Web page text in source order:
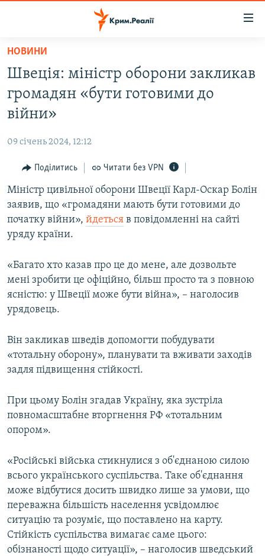
Перейти
основного
матеріалу
Перейти
до
основної
Перейти
пошуку
ВОДА.КРИМ
ВІДЕО ТА ФОТО
БЛОГИ
ПОГЛЯД
ІНТЕРВ'Ю
ВСЕ ЗА ДЕНЬ
СПЕЦПРОЕКТИ
ВІДЕОУРОКИ «ELIFBE»
СВІДЧЕННЯ ОКУПАЦІЇ
ІНФОГРАФІКА
Русский
Qırımtatar
ДОЛУЧАЙСЯ!
Усі сайти RFE/RL
НОВИНИ
Швеція: міністр оборони закликав
громадян «бути готовими до
війни»
09 січень 2024, 12:12
Поділитись Читати без VPN
Міністр цивільної оборони Швеції Карл-Оскар Болін
заявив, що «громадяни мають бути готовими до
початку війни», йдеться в повідомленні на сайті
уряду країни.
«Багато хто казав про це до мене, але дозвольте
мені зробити це офіційно, більш просто та з повною
ясністю: у Швеції може бути війна», – наголосив
урядовець.
Він закликав шведів допомогти побудувати
«тотальну оборону», планувати та вживати заходів
задля підвищення стійкості.
При цьому Болін згадав Україну, яка зустріла
повномасштабне вторгнення РФ «тотальним
опором».
«Російські війська стикнулися з об'єднаною силою
всього українського суспільства. Таке об'єднання
може відбутися досить швидко лише за умови, що
переважна більшість населення усвідомлює
ситуацію та розуміє, що поставлено на карту.
Стійкість суспільства вимагає саме цього:
обізнаності щодо ситуації», – наголосив шведський